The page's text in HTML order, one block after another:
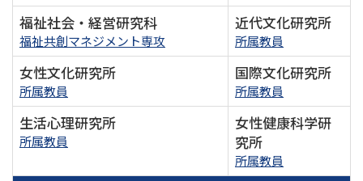
福祉社会・経営研究科
福祉共創マネジメント専攻
近代文化研究所
所属教員
女性文化研究所
所属教員
国際文化研究所
所属教員
生活心理研究所
所属教員
女性健康科学研
究所
所属教員